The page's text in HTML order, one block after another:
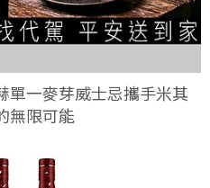
單一麥芽威士忌攜手米其
無限可能